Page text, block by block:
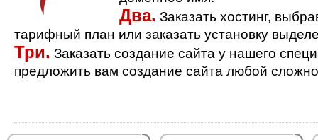
Два. Заказать хостинг,
тарифный план или заказать установку
Три. Заказать создание сайта у нашего
предложить вам создание сайта любой